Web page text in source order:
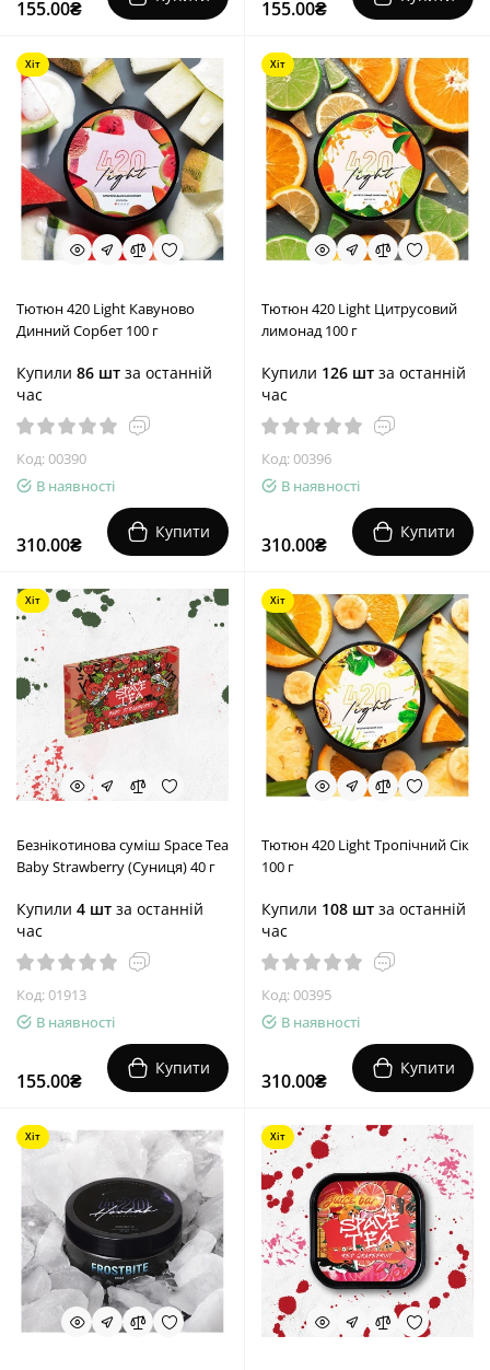
155.00₴ 155.00₴
Хіт
Тютюн 420 Light Кавуново
Динний Сорбет 100 г
Купили 86 шт за останній
час
Код: 00390
В наявності
310.00₴
Купити
Хіт
Тютюн 420 Light Цитрусовий
лимонад 100 г
Купили 126 шт за останній
час
Код: 00396
В наявності
310.00₴
Купити
Хіт
Безнікотинова суміш Space Tea
Baby Strawberry (Суниця) 40 г
Купили 4 шт за останній
час
Код: 01913
В наявності
155.00₴
Купити
Хіт
Тютюн 420 Light Тропічний Сік
100 г
Купили 108 шт за останній
час
Код: 00395
В наявності
310.00₴
Купити
Хіт Хіт